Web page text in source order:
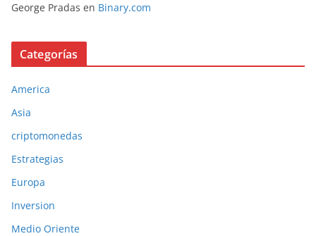
George Pradas en Binary.com
Categorías
America
Asia
criptomonedas
Estrategias
Europa
Inversion
Medio Oriente